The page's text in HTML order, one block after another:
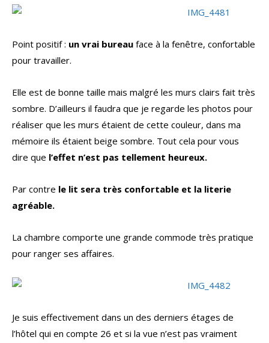
Point positif : un vrai bureau face à la fenêtre, confortable
pour travailler.
Elle est de bonne taille mais malgré les murs clairs fait très
sombre. D’ailleurs il faudra que je regarde les photos pour
réaliser que les murs étaient de cette couleur, dans ma
mémoire ils étaient beige sombre. Tout cela pour vous
dire que l’effet n’est pas tellement heureux.
Par contre le lit sera très confortable et la literie
agréable.
La chambre comporte une grande commode très pratique
pour ranger ses affaires.
Je suis effectivement dans un des derniers étages de
l’hôtel qui en compte 26 et si la vue n’est pas vraiment